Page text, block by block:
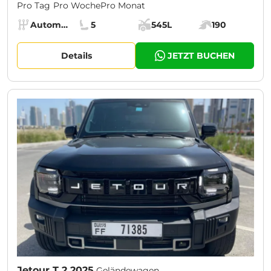
Pro Tag Pro WochePro Monat
Specs:
Getriebe:
Automatik (AT)
Sitze:
5
Kofferraumvolumen:
545L
Motorleistung:
190
Details JETZT BUCHEN